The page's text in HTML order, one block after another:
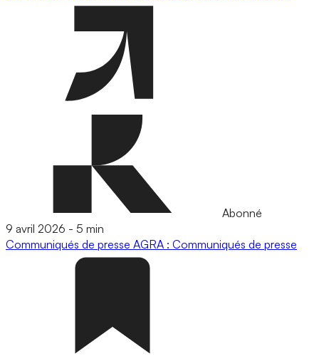
Abonné
9 avril 2026 - 5 min
Communiqués de presse AGRA : Communiqués de presse